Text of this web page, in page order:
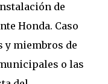
de
Honda. Caso
y miembros de
o las